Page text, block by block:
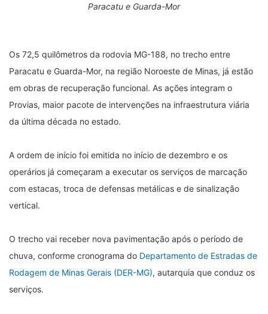
Paracatu e Guarda-Mor
Os 72,5 quilômetros da rodovia MG-188, no trecho entre
Paracatu e Guarda-Mor, na região Noroeste de Minas, já estão
em obras de recuperação funcional. As ações integram o
Provias, maior pacote de intervenções na infraestrutura viária
da última década no estado.
A ordem de início foi emitida no início de dezembro e os
operários já começaram a executar os serviços de marcação
com estacas, troca de defensas metálicas e de sinalização
vertical.
O trecho vai receber nova pavimentação após o período de
chuva, conforme cronograma do Departamento de Estradas de
Rodagem de Minas Gerais (DER-MG), autarquia que conduz os
serviços.